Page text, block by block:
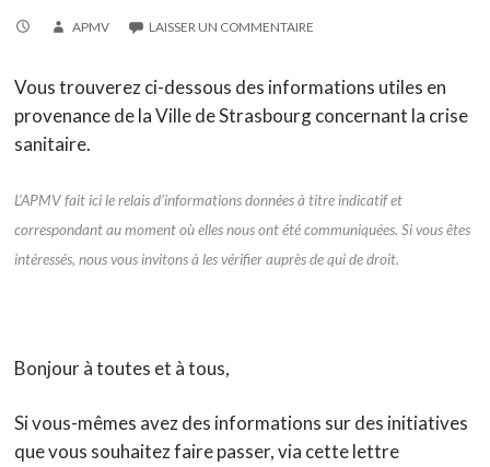
APMV LAISSER UN COMMENTAIRE
Vous trouverez ci-dessous des informations utiles en
provenance de la Ville de Strasbourg concernant la crise
sanitaire.
L’APMV fait ici le relais d’informations données à titre indicatif et
correspondant au moment où elles nous ont été communiquées. Si vous êtes
intéressés, nous vous invitons à les vérifier auprès de qui de droit.
Bonjour à toutes et à tous,
Si vous-mêmes avez des informations sur des initiatives
que vous souhaitez faire passer, via cette lettre